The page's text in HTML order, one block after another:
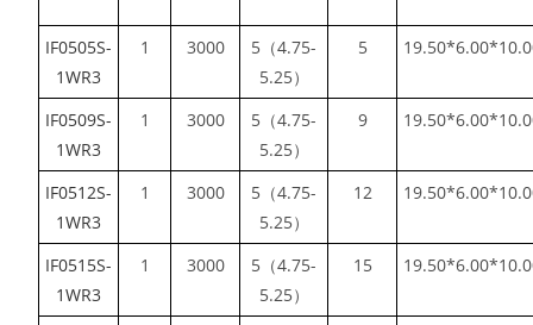
IF0505S-
1WR3
1 3000
5（4.75-
5.25）
5
IF0509S-
1WR3
1 3000
5（4.75-
5.25）
9
IF0512S-
1WR3
1 3000
5（4.75-
5.25）
12
IF0515S-
1WR3
1 3000
5（4.75-
5.25）
15